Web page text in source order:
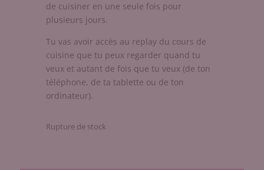
de cuisiner en une seule fois pour
plusieurs jours.
Tu vas avoir accès au replay du cours de
cuisine que tu peux regarder quand tu
veux et autant de fois que tu veux (de ton
téléphone, de ta tablette ou de ton
ordinateur).
Rupture de stock